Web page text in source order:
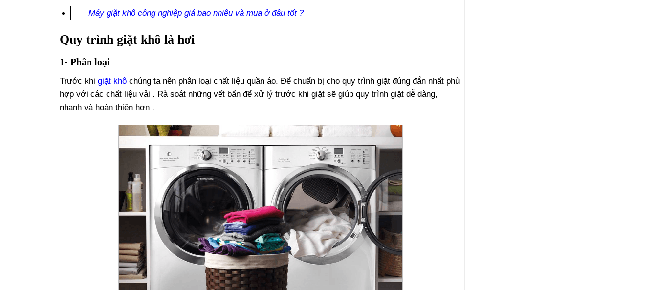
Máy giặt khô công nghiệp giá bao nhiêu và mua ở đâu tốt ?
Quy trình giặt khô là hơi
1- Phân loại
Trước khi giặt khô chúng ta nên phân loại chất liệu quần áo. Để chuẩn bị cho quy trình giặt đúng đắn nhất phù
hợp với các chất liệu vải . Rà soát những vết bẩn để xử lý trước khi giặt sẽ giúp quy trình giặt dễ dàng,
nhanh và hoàn thiện hơn .